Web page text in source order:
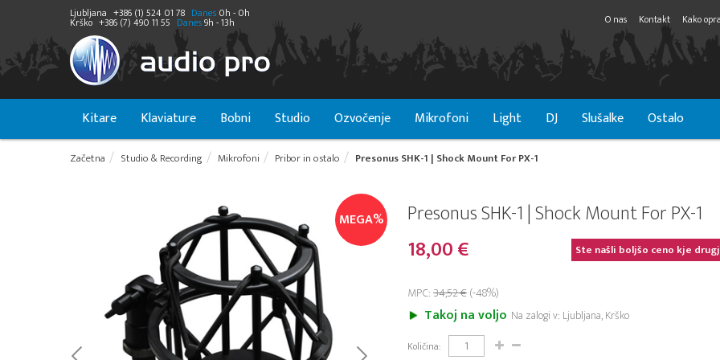
Ljubljana +386 (1) 524 01 78 Danes 0h - 0h
Krško +386 (7) 490 11 55 Danes9h - 13h O nas Kontakt Kako
Kitare Klaviature Bobni Studio Ozvočenje Mikrofoni Light DJ Slušalke Ostalo
Začetna Studio & Recording Mikrofoni Pribor in ostalo Presonus SHK-1 | Shock Mount For PX-1
MEGA%
Presonus SHK-1 | Shock Mount For PX-1
18,00 €
Ste našli boljšo ceno kje
MPC:34,52 €(-48%)
Takoj na voljo Na zalogi v: Ljubljana, Krško
Količina: